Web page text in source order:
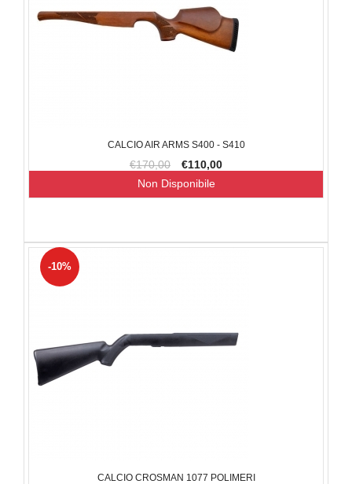
CALCIO AIR ARMS S400 - S410
€170,00 €110,00
Non Disponibile
CALCIO CROSMAN 1077 POLIMERI
-10%